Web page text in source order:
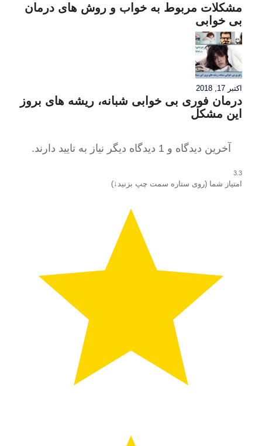
مشکلات مربوط به خواب و روش های درمان
بی خوابی
اکتبر 17, 2018
درمان فوری بی خوابی شبانه، ریشه های بروز
این مشکل
آخرین دیدگاه و 1 دیدگاه دیگر نیاز به تایید دارند.
3.3
امتیاز شما (روی ستاره سمت چپ بزنید↓)